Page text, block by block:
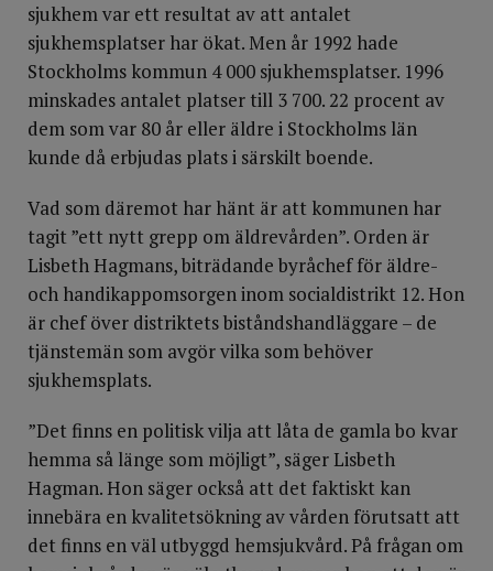
sjukhem var ett resultat av att antalet
sjukhemsplatser har ökat. Men år 1992 hade
Stockholms kommun 4 000 sjukhemsplatser. 1996
minskades antalet platser till 3 700. 22 procent av
dem som var 80 år eller äldre i Stockholms län
kunde då erbjudas plats i särskilt boende.
Vad som däremot har hänt är att kommunen har
tagit ”ett nytt grepp om äldrevården”. Orden är
Lisbeth Hagmans, biträdande byråchef för äldre-
och handikappomsorgen inom socialdistrikt 12. Hon
är chef över distriktets biståndshandläggare – de
tjänstemän som avgör vilka som behöver
sjukhemsplats.
”Det finns en politisk vilja att låta de gamla bo kvar
hemma så länge som möjligt”, säger Lisbeth
Hagman. Hon säger också att det faktiskt kan
innebära en kvalitetsökning av vården förutsatt att
det finns en väl utbyggd hemsjukvård. På frågan om